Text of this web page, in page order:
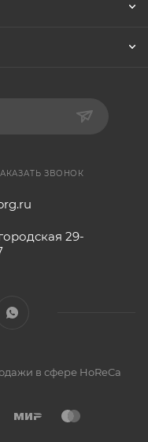
ЗВОНОК
29-
в сфере HoReCa